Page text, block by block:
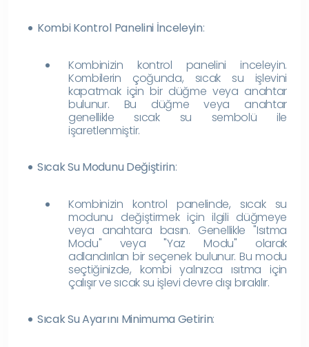
Kombi Kontrol Panelini İnceleyin:
Kombinizin kontrol panelini inceleyin.
Kombilerin çoğunda, sıcak su işlevini
kapatmak için bir düğme veya anahtar
bulunur. Bu düğme veya anahtar
genellikle sıcak su sembolü ile
işaretlenmiştir.
Sıcak Su Modunu Değiştirin:
Kombinizin kontrol panelinde, sıcak su
modunu değiştirmek için ilgili düğmeye
veya anahtara basın. Genellikle "Isıtma
Modu" veya "Yaz Modu" olarak
adlandırılan bir seçenek bulunur. Bu modu
seçtiğinizde, kombi yalnızca ısıtma için
çalışır ve sıcak su işlevi devre dışı bırakılır.
Sıcak Su Ayarını Minimuma Getirin: